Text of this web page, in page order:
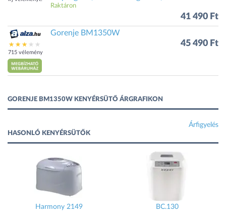
Raktáron
41 490 Ft
715 vélemény
Gorenje BM1350W
45 490 Ft
GORENJE BM1350W KENYÉRSÜTŐ ÁRGRAFIKON
Árfigyelés
HASONLÓ KENYÉRSÜTŐK
Harmony 2149 BC.130